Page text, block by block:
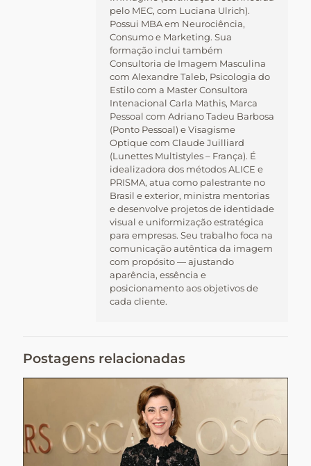
pelo MEC, com Luciana Ulrich).
Possui MBA em Neurociência,
Consumo e Marketing. Sua
formação inclui também
Consultoria de Imagem Masculina
com Alexandre Taleb, Psicologia do
Estilo com a Master Consultora
Intenacional Carla Mathis, Marca
Pessoal com Adriano Tadeu Barbosa
(Ponto Pessoal) e Visagisme
Optique com Claude Juilliard
(Lunettes Multistyles – França). É
idealizadora dos métodos ALICE e
PRISMA, atua como palestrante no
Brasil e exterior, ministra mentorias
e desenvolve projetos de identidade
visual e uniformização estratégica
para empresas. Seu trabalho foca na
comunicação autêntica da imagem
com propósito — ajustando
aparência, essência e
posicionamento aos objetivos de
cada cliente.
Postagens relacionadas